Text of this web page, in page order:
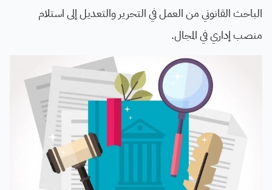
الباحث القانوني من العمل في التحرير والتعديل إلى استلام
منصب إداري في المجال.